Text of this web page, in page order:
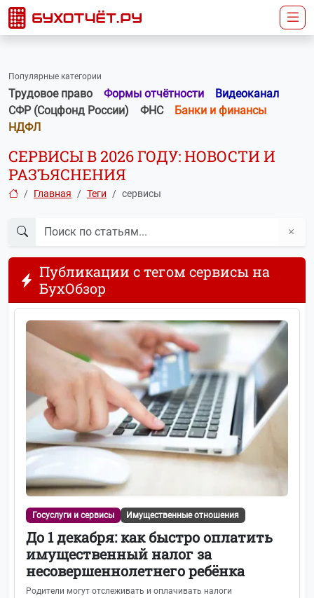
Популярные категории
Трудовое право Формы отчётности
Видеоканал
СФР (Соцфонд России)
ФНС
Банки и финансы
НДФЛ
СЕРВИСЫ В 2026 ГОДУ: НОВОСТИ И
РАЗЪЯСНЕНИЯ
Главная Теги сервисы
Публикации с тегом сервисы на
БухОбзор
Госуслуги и сервисы Имущественные отношения
До 1 декабря: как быстро оплатить
имущественный налог за
несовершеннолетнего ребёнка
Родители могут отслеживать и оплачивать налоги